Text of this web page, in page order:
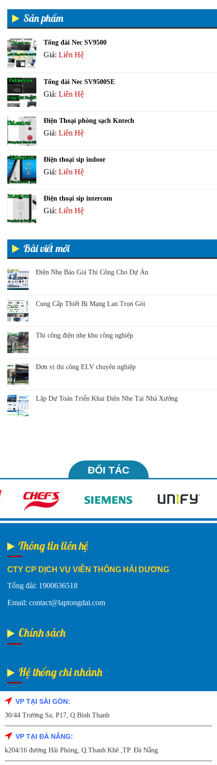
Sản phẩm
Tổng đài Nec SV9500
Giá: Liên Hệ
Tổng đài Nec SV9500SE
Giá: Liên Hệ
Điện Thoại phòng sạch Kntech
Giá: Liên Hệ
Điện thoại sip indoor
Giá: Liên Hệ
Điện thoại sip intercom
Giá: Liên Hệ
Bài viết mới
Điện Nhẹ Báo Giá Thi Công Cho Dự Án
Cung Cấp Thiết Bị Mạng Lan Trọn Gói
Thi công điện nhẹ khu công nghiệp
Đơn vị thi công ELV chuyên nghiệp
Lập Dự Toán Triển Khai Điện Nhẹ Tại Nhà Xưởng
ĐỐI TÁC
Thông tin liên hệ
CTY CP DỊCH VỤ VIỄN THÔNG HẢI DƯƠNG
Tổng đài: 1900636518
Email: contact@laptongdai.com
Chính sách
Hệ thống chi nhánh
VP TẠI SÀI GÒN:
30/44 Trường Sa, P17, Q Bình Thạnh
VP TẠI ĐÀ NẴNG:
k204/16 đường Hải Phòng, Q.Thanh Khê ,TP. Đà Nẵng
Fanpage Facebook